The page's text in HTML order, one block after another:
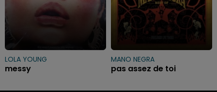
LOLA YOUNG
messy
MANO NEGRA
pas assez de toi